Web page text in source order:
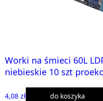
Worki na śmieci 60L
niebieskie 10 szt
4,08 zł do koszyka